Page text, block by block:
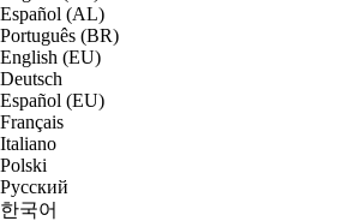
Español (AL)
Português (BR)
English (EU)
Deutsch
Español (EU)
Français
Italiano
Polski
Русский
한국어